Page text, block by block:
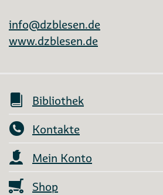
info@dzblesen.de
www.dzblesen.de
Bibliothek
Kontakte
Mein Konto
Shop